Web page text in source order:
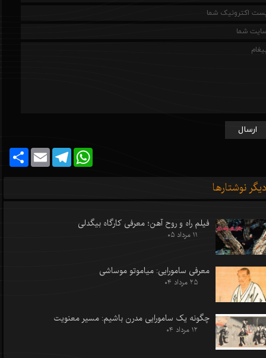
ارسال
فیلم راه و روح آهن؛ معرفی کارگاه بیگدلی
۱۱ مرداد ۰۵
معرفی سامورایی: میاموتو موساشی
۲۵ مرداد ۰۴
چگونه یک سامورایی مدرن باشیم: مسیر معنویت
۱۲ مرداد ۰۴
نوشتارها
ShareEmail Telegram